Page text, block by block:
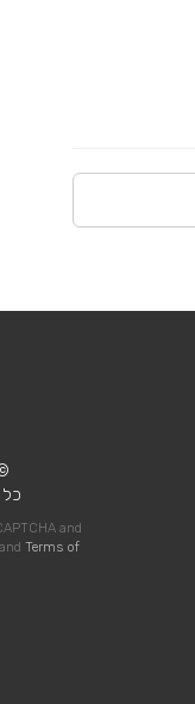
כל
and
Terms of